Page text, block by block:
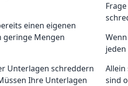
einen eigenen
geringe Mengen
Unterlagen schreddern
Ihre Unterlagen
sind